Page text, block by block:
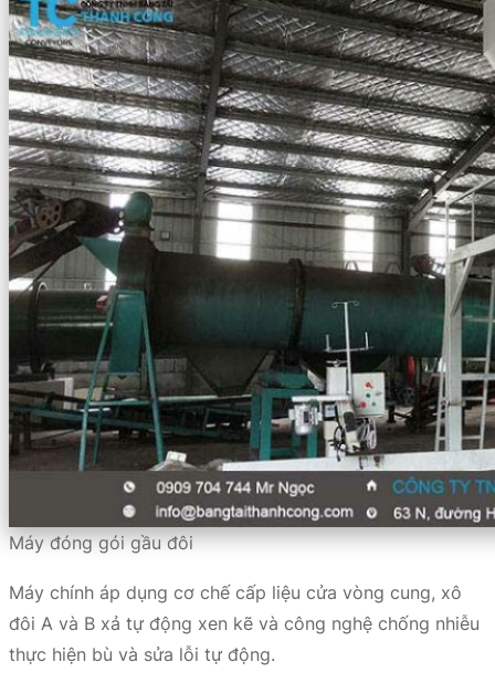
Máy đóng gói gầu đôi
Máy chính áp dụng cơ chế cấp liệu cửa vòng cung, xô
đôi A và B xả tự động xen kẽ và công nghệ chống nhiễu
thực hiện bù và sửa lỗi tự động.